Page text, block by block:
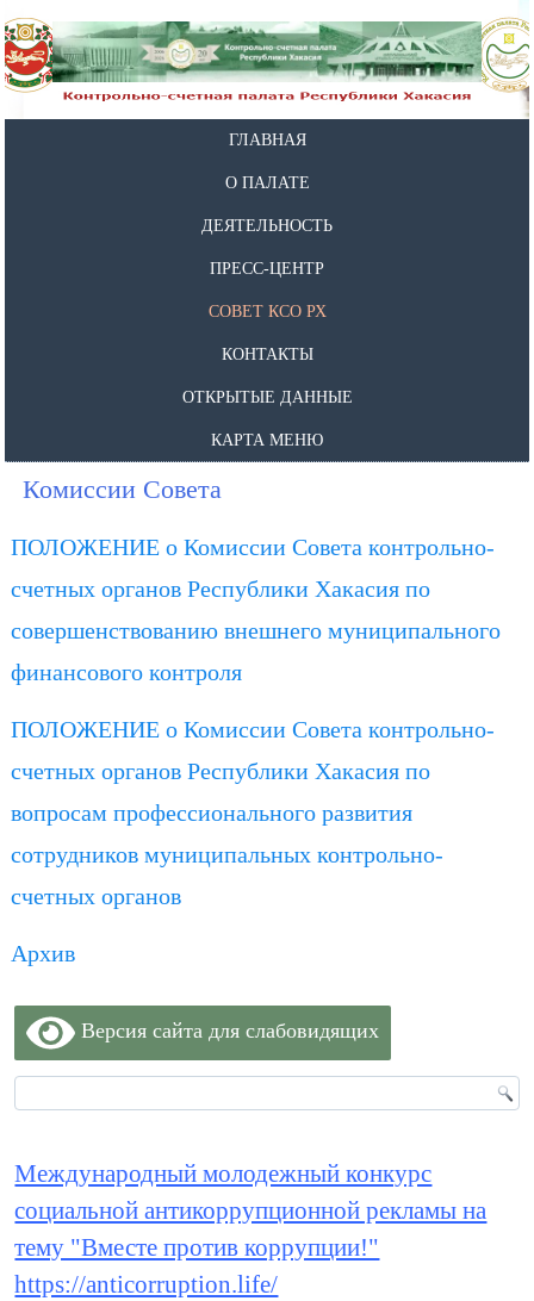
ГЛАВНАЯ
О ПАЛАТЕ
ДЕЯТЕЛЬНОСТЬ
ПРЕСС-ЦЕНТР
СОВЕТ КСО РХ
КОНТАКТЫ
ОТКРЫТЫЕ ДАННЫЕ
КАРТА МЕНЮ
Комиссии Совета
ПОЛОЖЕНИЕ о Комиссии Совета контрольно-
счетных органов Республики Хакасия по
совершенствованию внешнего муниципального
финансового контроля
ПОЛОЖЕНИЕ о Комиссии Совета контрольно-
счетных органов Республики Хакасия по
вопросам профессионального развития
сотрудников муниципальных контрольно-
счетных органов
Архив
Версия сайта для слабовидящих
Международный молодежный конкурс
социальной антикоррупционной рекламы на
тему "Вместе против коррупции!"
https://anticorruption.life/